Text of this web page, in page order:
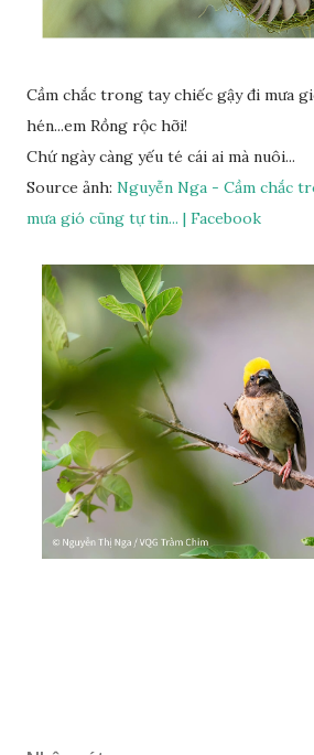
Cầm chắc trong tay chiếc gậy đi mưa
hén...em Rồng rộc hỡi!
Chứ ngày càng yếu té cái ai mà nuôi...
Source ảnh: Nguyễn Nga - Cầm chắc
mưa gió cũng tự tin... | Facebook